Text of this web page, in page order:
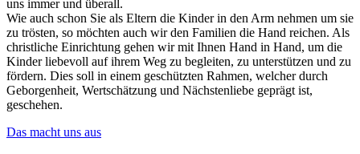
uns immer und überall.
Wie auch schon Sie als Eltern die Kinder in den Arm nehmen um sie
zu trösten, so möchten auch wir den Familien die Hand reichen. Als
christliche Einrichtung gehen wir mit Ihnen Hand in Hand, um die
Kinder liebevoll auf ihrem Weg zu begleiten, zu unterstützen und zu
fördern. Dies soll in einem geschützten Rahmen, welcher durch
Geborgenheit, Wertschätzung und Nächstenliebe geprägt ist,
geschehen.
Das macht uns aus